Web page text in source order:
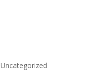
Uncategorized